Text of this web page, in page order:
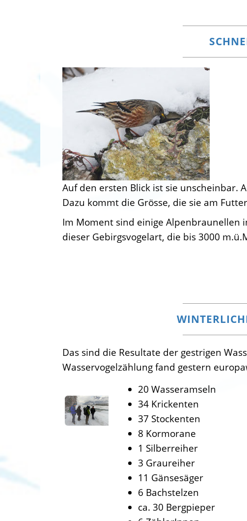
Auf den ersten Blick ist sie unscheinbar.
Dazu kommt die Grösse, die sie am
Im Moment sind einige Alpenbraunellen
dieser Gebirgsvogelart, die bis 3000
Das sind die Resultate der gestrigen
Wasservogelzählung fand gestern
20 Wasseramseln
34 Krickenten
37 Stockenten
8 Kormorane
1 Silberreiher
3 Graureiher
11 Gänsesäger
6 Bachstelzen
ca. 30 Bergpieper